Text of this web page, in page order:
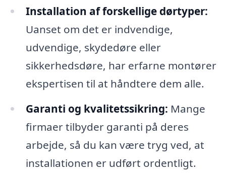
Installation af forskellige dørtyper:
Uanset om det er indvendige,
udvendige, skydedøre eller
sikkerhedsdøre, har erfarne montører
ekspertisen til at håndtere dem alle.
Garanti og kvalitetssikring: Mange
firmaer tilbyder garanti på deres
arbejde, så du kan være tryg ved, at
installationen er udført ordentligt.